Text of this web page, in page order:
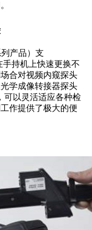
列产品）支
手持机上快速更换不
合对视频内窥探头
学成像转接器探头
可以灵活适应各种检
作提供了极大的便